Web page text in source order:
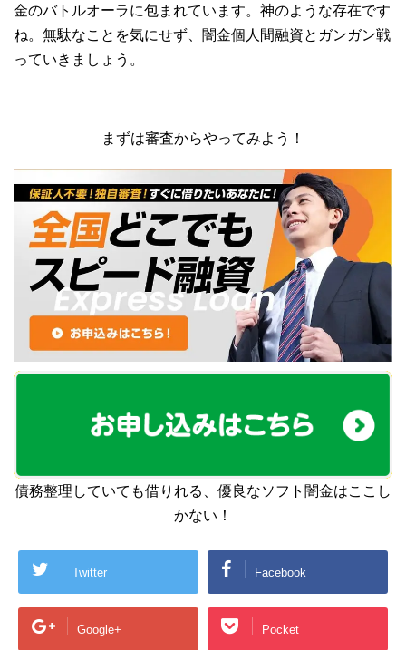
金のバトルオーラに包まれています。神のような存在です
ね。無駄なことを気にせず、闇金個人間融資とガンガン戦
っていきましょう。
まずは審査からやってみよう！
債務整理していても借りれる、優良なソフト闇金はここし
かない！
Twitter Facebook
Google+ Pocket